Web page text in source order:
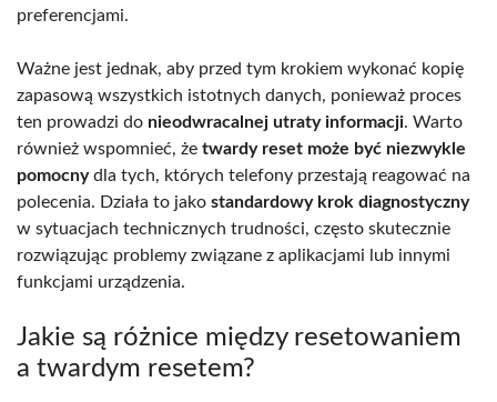
preferencjami.
Ważne jest jednak, aby przed tym krokiem wykonać kopię
zapasową wszystkich istotnych danych, ponieważ proces
ten prowadzi do nieodwracalnej utraty informacji. Warto
również wspomnieć, że twardy reset może być niezwykle
pomocnydla tych, których telefony przestają reagować na
polecenia. Działa to jako standardowy krok diagnostyczny
w sytuacjach technicznych trudności, często skutecznie
rozwiązując problemy związane z aplikacjami lub innymi
funkcjami urządzenia.
Jakie są różnice między resetowaniem
a twardym resetem?